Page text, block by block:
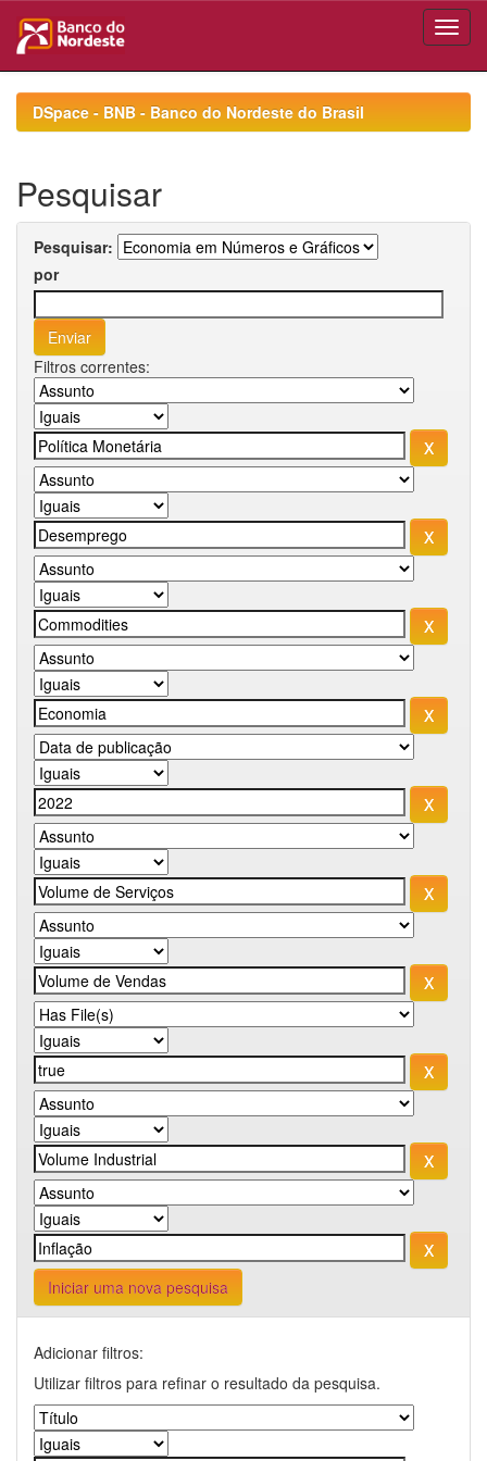
navigationDSpace - BNB - Banco do Nordeste do Brasil
Pesquisar
Pesquisar:
por
Filtros correntes:
Iniciar uma nova pesquisa
Adicionar filtros:
Utilizar filtros para refinar o resultado da pesquisa.